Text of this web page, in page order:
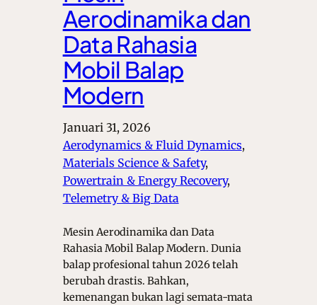
Aerodinamika dan
Data Rahasia
Mobil Balap
Modern
Januari 31, 2026
Aerodynamics & Fluid Dynamics ,
Materials Science & Safety ,
Powertrain & Energy Recovery ,
Telemetry & Big Data
Mesin Aerodinamika dan Data
Rahasia Mobil Balap Modern. Dunia
balap profesional tahun 2026 telah
berubah drastis. Bahkan,
kemenangan bukan lagi semata-mata